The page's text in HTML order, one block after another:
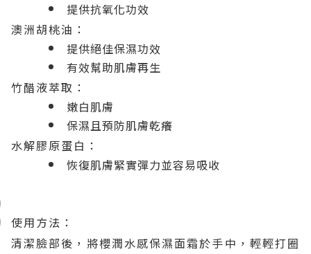
提供抗氧化功效
澳洲胡桃油：
提供絕佳保濕功效
有效幫助肌膚再生
竹醋液萃取：
嫩白肌膚
保濕且預防肌膚乾癢
水解膠原蛋白：
恢復肌膚緊實彈力並容易吸收
使用方法：
清潔臉部後，將櫻潤水感保濕面霜於手中，輕輕打圈